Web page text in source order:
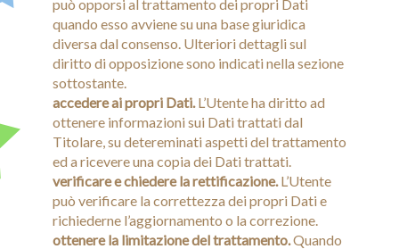
può opporsi al trattamento dei propri Dati
quando esso avviene su una base giuridica
diversa dal consenso. Ulteriori dettagli sul
diritto di opposizione sono indicati nella sezione
sottostante.
accedere ai propri Dati.L’Utente ha diritto ad
ottenere informazioni sui Dati trattati dal
Titolare, su detereminati aspetti del trattamento
ed a ricevere una copia dei Dati trattati.
verificare e chiedere la rettificazione.L’Utente
può verificare la correttezza dei propri Dati e
richiederne l’aggiornamento o la correzione.
ottenere la limitazione del trattamento.Quando